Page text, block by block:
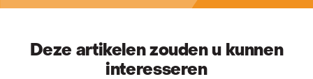
Deze artikelen zouden u kunnen
interesseren